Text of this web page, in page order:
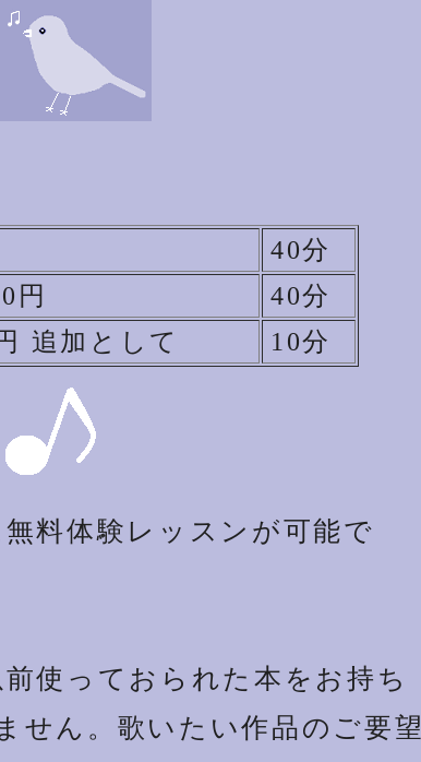
40分
円
40分
追加として 10分
料体験レッスンが可能で
使っておられた本をお持ち
せん。歌いたい作品のご要望